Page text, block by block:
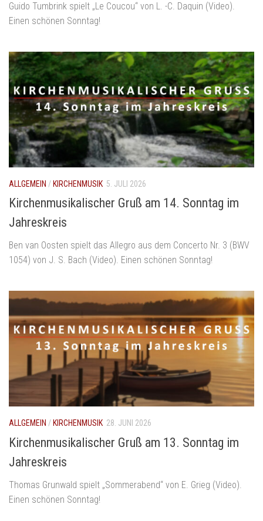
Guido Tumbrink spielt „Le Coucou“ von L. -C. Daquin (Video).
Einen schönen Sonntag!
ALLGEMEIN / KIRCHENMUSIK 5. JULI 2026
Kirchenmusikalischer Gruß am 14. Sonntag im
Jahreskreis
Ben van Oosten spielt das Allegro aus dem Concerto Nr. 3 (BWV
1054) von J. S. Bach (Video). Einen schönen Sonntag!
ALLGEMEIN / KIRCHENMUSIK 28. JUNI 2026
Kirchenmusikalischer Gruß am 13. Sonntag im
Jahreskreis
Thomas Grunwald spielt „Sommerabend“ von E. Grieg (Video).
Einen schönen Sonntag!